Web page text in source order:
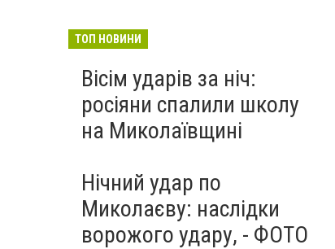
ТОП НОВИНИ
Вісім ударів за ніч:
росіяни спалили школу
на Миколаївщині
Нічний удар по
Миколаєву: наслідки
ворожого удару, - ФОТО